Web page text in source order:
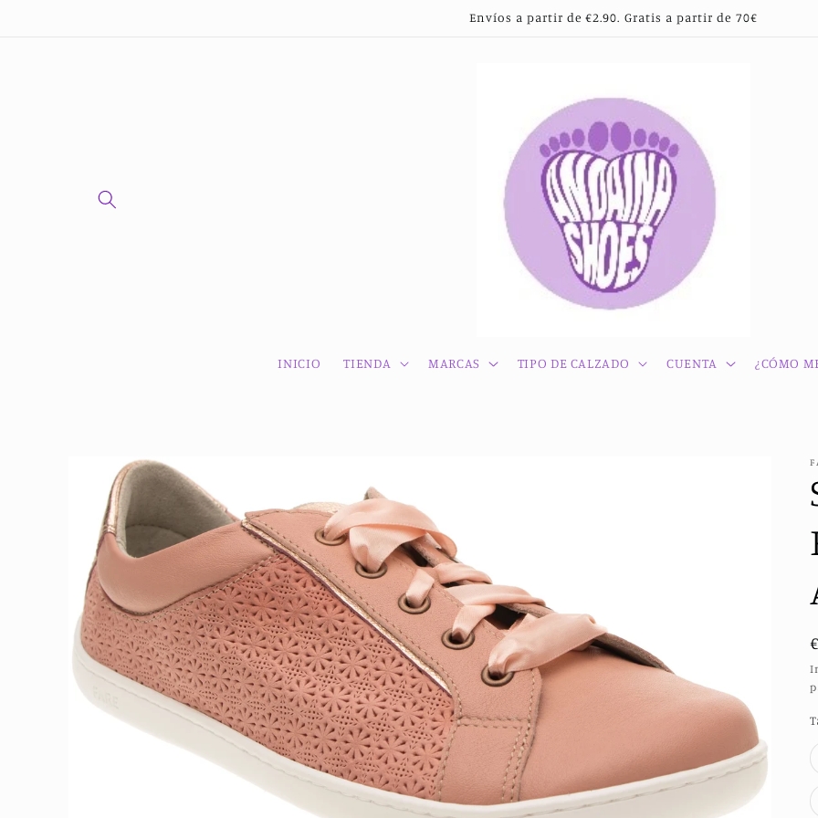
Envíos a partir de €2.90. Gratis a partir de 70€
INICIO TIENDA MARCAS TIPO DE CALZADO CUENTA ¿CÓMO
directamente
a la
información
del producto